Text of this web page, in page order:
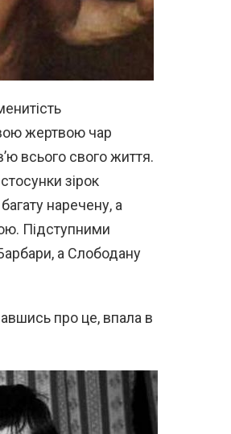
жертвою чар
всього свого життя.
зірок
наречену, а
Підступними
а Слободану
про це, впала в